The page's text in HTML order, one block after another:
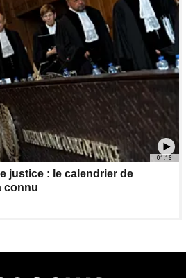
01:16
justice : le calendrier de
connu